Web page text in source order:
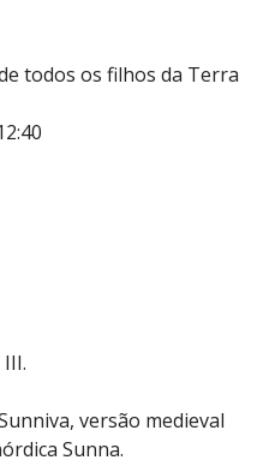
todos os filhos da Terra
versão medieval
Sunna.